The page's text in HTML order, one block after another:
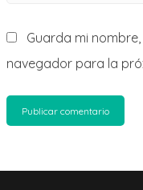
Guarda mi
navegador para la